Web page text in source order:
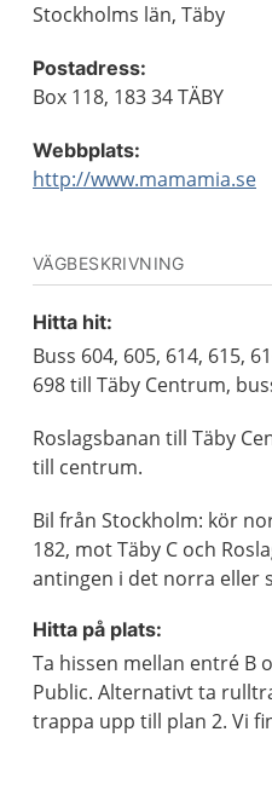
Stockholms län, Täby
Postadress:
Box 118, 183 34 TÄBY
Webbplats:
http://www.mamamia.se
VÄGBESKRIVNING
Hitta hit:
Buss 604, 605, 614, 615,
698 till Täby Centrum,
Roslagsbanan till Täby
till centrum.
Bil från Stockholm: kör
182, mot Täby C och
antingen i det norra eller
Hitta på plats:
Ta hissen mellan entré B
Public. Alternativt ta
trappa upp till plan 2. Vi